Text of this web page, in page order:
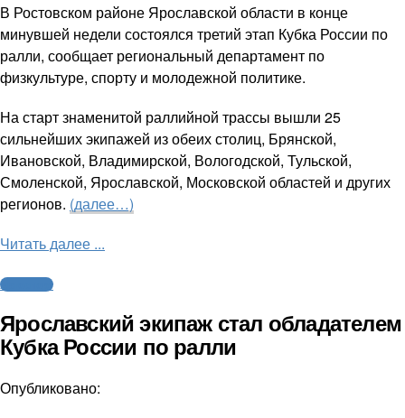
В Ростовском районе Ярославской области в конце
минувшей недели состоялся третий этап Кубка России по
ралли, сообщает региональный департамент по
физкультуре, спорту и молодежной политике.
На старт знаменитой раллийной трассы вышли 25
сильнейших экипажей из обеих столиц, Брянской,
Ивановской, Владимирской, Вологодской, Тульской,
Смоленской, Ярославской, Московской областей и других
регионов. (далее…)
Читать далее ...
Автоспорт
Ярославский экипаж стал обладателем
Кубка России по ралли
Опубликовано: